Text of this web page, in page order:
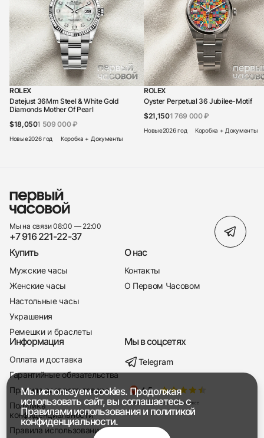
+7 916 221-22-37
Мы насвязи 08:00 — 19:00
ROLEX
Datejust 36Mm Steel & White Gold
Diamonds Mother Of Pearl
$18,0501 509 000 ₽
Новые2026 год Коробка + Документы
ROLEX
Oyster Perpetual 36 Jubilee-Motif
$21,1501 769 000 ₽
Новые2026 год Коробка + Документы
Мы на связи 08:00 — 22:00
+7 916 221-22-37
Купить
Мужские часы
Женские часы
Настольные часы
Украшения
Ремешки и браслеты
О нас
Контакты
О Первом Часовом
Информация
Оплата и доставка
Гарантийные обязательства
Правила возврата товара
Политика
конфиденциальности
Правила использования
Мы в соцсетях
Telegram
Мы используем cookies. Продолжая
использовать сайт, вы соглашаетесь с
Правилами использованияи политикой
конфиденциальности.